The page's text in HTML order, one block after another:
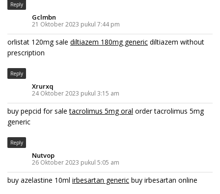
Reply
Gclmbn
21 Oktober 2023 pukul 7:44 pm
orlistat 120mg sale diltiazem 180mg generic diltiazem without
prescription
Reply
Xrurxq
24 Oktober 2023 pukul 3:15 am
buy pepcid for saletacrolimus 5mg oral order tacrolimus 5mg
generic
Reply
Nutvop
26 Oktober 2023 pukul 5:05 am
buy azelastine 10ml irbesartan generic buy irbesartan online